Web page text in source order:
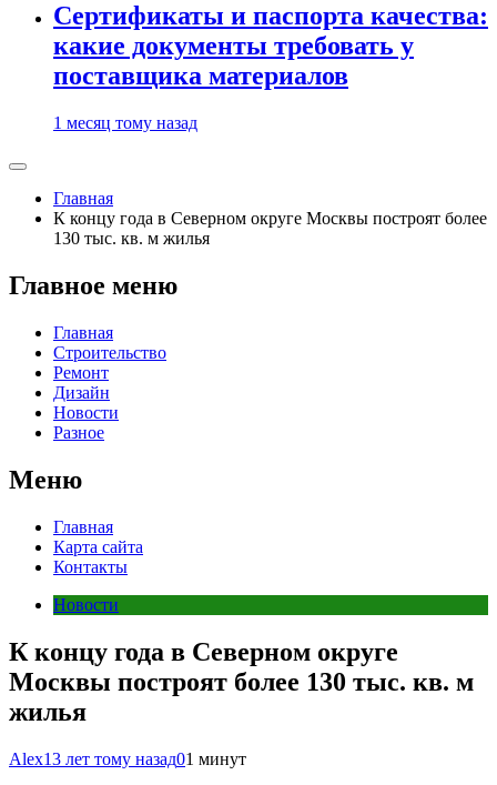
Сертификаты и паспорта качества:
какие документы требовать у
поставщика материалов
1 месяц тому назад
Главная
К концу года в Северном округе Москвы построят более
130 тыс. кв. м жилья
Главное меню
Главная
Строительство
Ремонт
Дизайн
Новости
Разное
Меню
Главная
Карта сайта
Контакты
Новости
К концу года в Северном округе
Москвы построят более 130 тыс. кв. м
жилья
Alex13 лет тому назад01 минут